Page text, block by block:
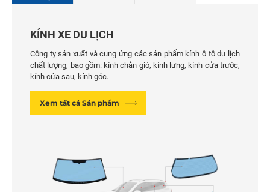
KÍNH XE DU LỊCH
Công ty sản xuất và cung ứng các sản phẩm kính ô tô du lịch
chất lượng, bao gồm: kính chắn gió, kính lưng, kính cửa trước,
kính cửa sau, kính góc.
Xem tất cả Sản phẩm